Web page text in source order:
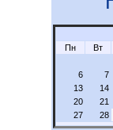
Пн
Вт
6
7
13
14
20
21
27
28